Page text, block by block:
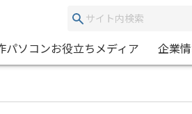
パソコンお役立ちメディア 企業